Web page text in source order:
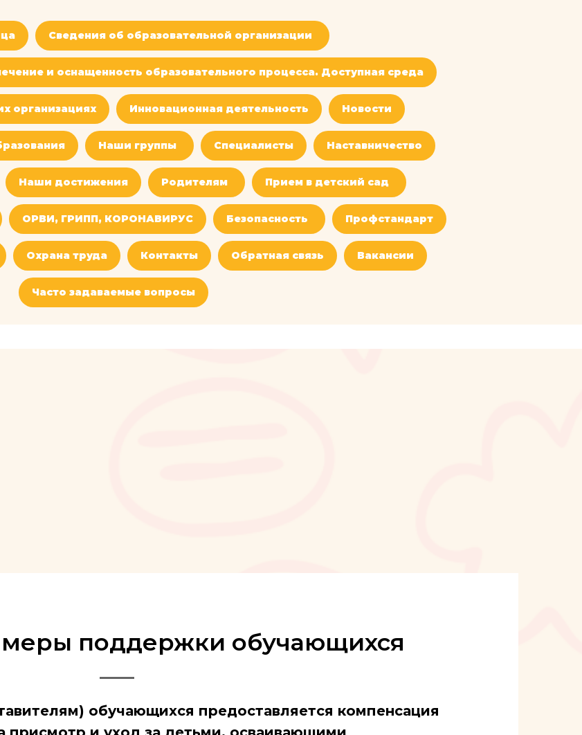
Сведения об образовательной организации
и оснащенность образовательного процесса. Доступная среда
организациях Инновационная деятельность Новости
Наши группы Специалисты Наставничество
Наши достижения Родителям Прием в детский сад
ОРВИ, ГРИПП, КОРОНАВИРУС Безопасность Профстандарт
Охрана труда Контакты Обратная связь Вакансии
Часто задаваемые вопросы
поддержки обучающихся
обучающихся предоставляется компенсация